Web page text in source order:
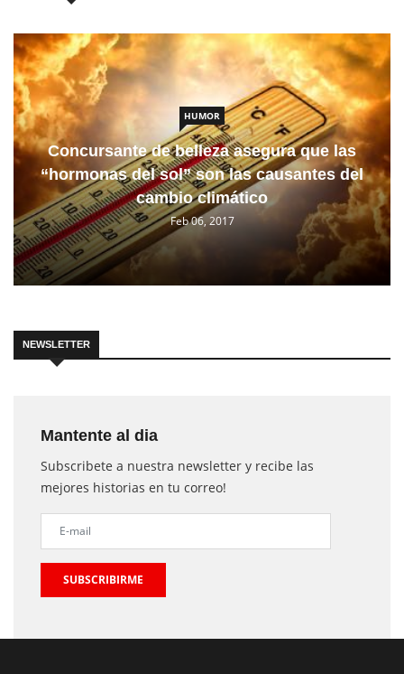
HUMOR
Concursante de belleza asegura que las
“hormonas del sol” son las causantes del
cambio climático
Feb 06, 2017
NEWSLETTER
Mantente al dia
Subscribete a nuestra newsletter y recibe las
mejores historias en tu correo!
SUBSCRIBIRME